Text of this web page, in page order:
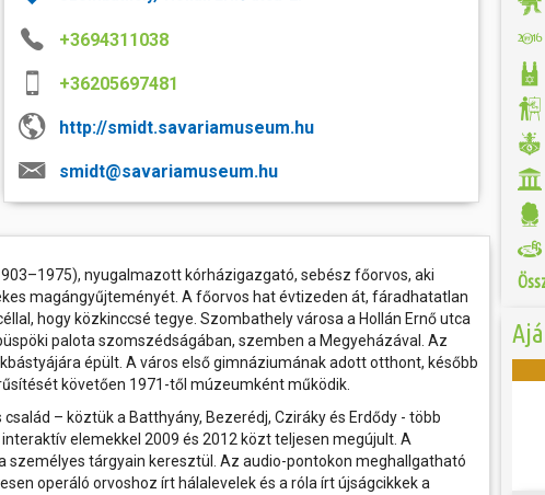
és
kísérleti régészet egy hektáron elterülő
őrtorony hiteles rekonstrukciója, egy eredeti
alapján berendezett római konyha és a
korszakát megidéző Savaria Legio
bemutató...
a 2025/26-os bajnoki idény utolsó mérkőzésén a
Ferencváros vendégeként léptünk pályára. A találkozó
első félidejében csapatunk fegyelmezett játékkal és
gyors támadásokkal igyekezett tartani a lépést a
tabella második helyén álló fővárosi együttessel....
+3694311038
+36205697481
http://smidt.savariamuseum.hu
smidt@savariamuseum.hu
nyugalmazott kórházigazgató, sebész főorvos, aki
magángyűjteményét. A főorvos hat évtizeden át, fáradhatatlan
hogy közkinccsé tegye. Szombathely városa a Hollán Ernő utca
palota szomszédságában, szemben a Megyeházával. Az
épült. A város első gimnáziumának adott otthont, később
követően 1971-től múzeumként működik.
– köztük a Batthyány, Bezerédj, Cziráky és Erdődy - több
elemekkel 2009 és 2012 közt teljesen megújult. A
tárgyain keresztül. Az audio-pontokon meghallgatható
operáló orvoshoz írt hálalevelek és a róla írt újságcikkek a